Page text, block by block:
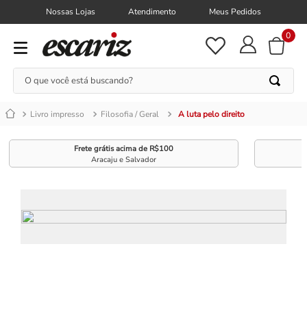
Nossas Lojas Atendimento Meus Pedidos
0
O que você está buscando?
Livro impresso Filosofia / Geral A luta pelo direito
Frete grátis acima de R$100
Aracaju e Salvador